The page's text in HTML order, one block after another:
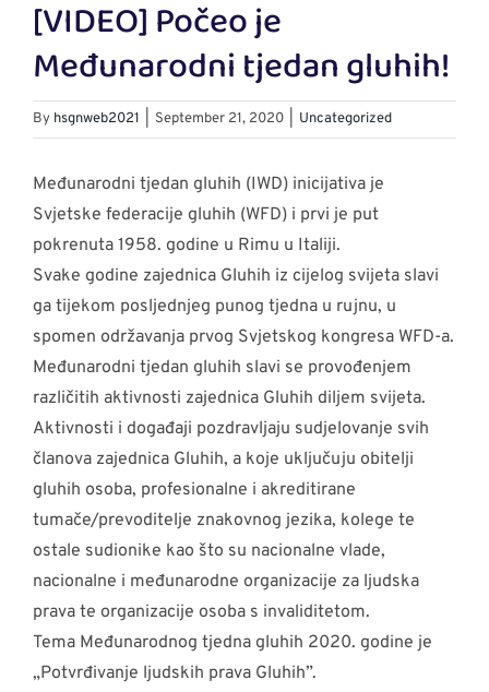
Larger
Image
[VIDEO] Počeo je
Međunarodni tjedan gluhih!
By hsgnweb2021 September 21, 2020 Uncategorized
Međunarodni tjedan gluhih (IWD) inicijativa je
Svjetske federacije gluhih (WFD) i prvi je put
pokrenuta 1958. godine u Rimu u Italiji.
Svake godine zajednica Gluhih iz cijelog svijeta slavi
ga tijekom posljednjeg punog tjedna u rujnu, u
spomen održavanja prvog Svjetskog kongresa WFD-a.
Međunarodni tjedan gluhih slavi se provođenjem
različitih aktivnosti zajednica Gluhih diljem svijeta.
Aktivnosti i događaji pozdravljaju sudjelovanje svih
članova zajednica Gluhih, a koje uključuju obitelji
gluhih osoba, profesionalne i akreditirane
tumače/prevoditelje znakovnog jezika, kolege te
ostale sudionike kao što su nacionalne vlade,
nacionalne i međunarodne organizacije za ljudska
prava te organizacije osoba s invaliditetom.
Tema Međunarodnog tjedna gluhih 2020. godine je
„Potvrđivanje ljudskih prava Gluhih”.